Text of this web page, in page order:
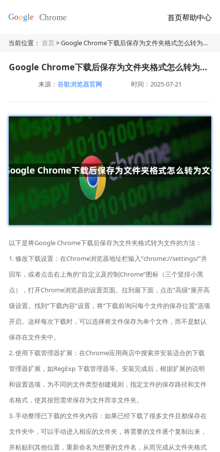
首页帮助中心
当前位置：首页> Google Chrome下载后保存为文件夹格式怎么转为文件
Google Chrome下载后保存为文件夹格式怎么转为文件
来源： 谷歌浏览器官网 时间：2025-07-21
以下是将Google Chrome下载后保存为文件夹格式转为文件的方法：
1. 修改下载设置：在Chrome浏览器地址栏输入“chrome://settings/”并
回车，或者点击右上角的“自定义及控制Chrome”图标（三个竖排小黑
点），打开Chrome浏览器的设置页面。拉到最下面，点击“高级”展开高
级设置。找到“下载内容”设置，将“下载前询问每个文件的保存位置”选项
开启。这样每次下载时，可以选择将文件保存为单个文件，而不是默认
保存在文件夹中。
2. 使用下载管理器扩展：在Chrome应用商店中搜索并安装适合的下载
管理器扩展，如RegExp 下载管理器等。安装完成后，根据扩展的说明
和设置选项，为不同的文件类型创建规则，指定文件的保存路径和文件
名格式，使其按照需求保存为文件而非文件夹。
3. 手动整理已下载的文件夹内容：如果已经下载了很多文件且都保存在
文件夹中，可以手动进入相应的文件夹，将需要的文件逐个复制出来，
并粘贴到其他位置，重新命名为想要的文件名，从而完成从文件夹格式